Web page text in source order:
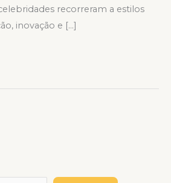
recorreram a estilos
inovação e […]